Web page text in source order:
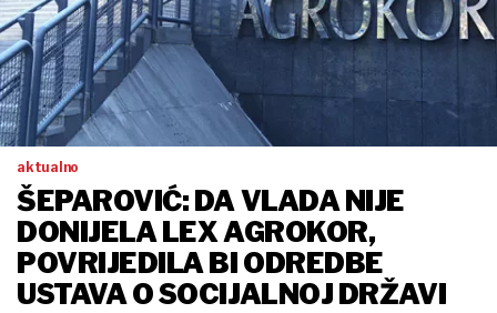
aktualno
ŠEPAROVIĆ: DA VLADA NIJE
DONIJELA LEX AGROKOR,
POVRIJEDILA BI ODREDBE
USTAVA O SOCIJALNOJ DRŽAVI